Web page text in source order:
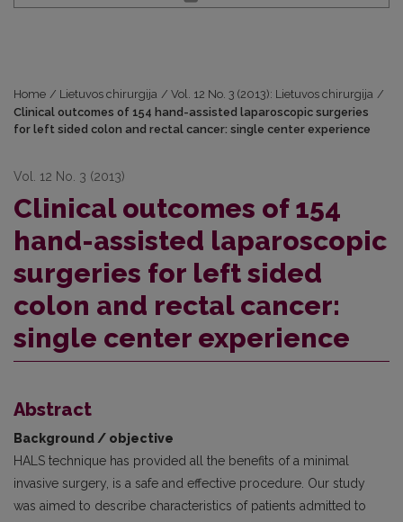
Home / Lietuvos chirurgija / Vol. 12 No. 3 (2013): Lietuvos chirurgija /
Clinical outcomes of 154 hand-assisted laparoscopic surgeries
for left sided colon and rectal cancer: single center experience
Vol. 12 No. 3 (2013)
Clinical outcomes of 154
hand-assisted laparoscopic
surgeries for left sided
colon and rectal cancer:
single center experience
Abstract
Background / objective
HALS technique has provided all the benefits of a minimal
invasive surgery, is a safe and effective procedure. Our study
was aimed to describe characteristics of patients admitted to